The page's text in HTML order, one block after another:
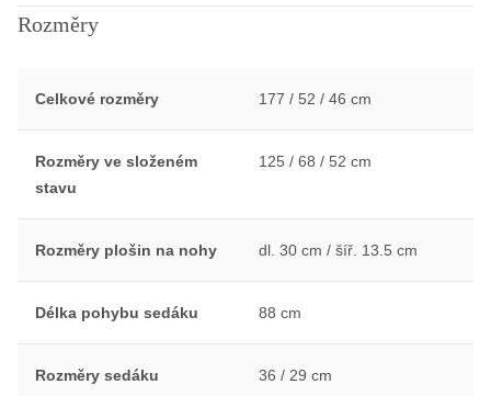
Rozměry
Celkové rozměry 177 / 52 / 46 cm
Rozměry ve složeném
stavu
125 / 68 / 52 cm
Rozměry plošin na nohy dl. 30 cm / šíř. 13.5 cm
Délka pohybu sedáku 88 cm
Rozměry sedáku 36 / 29 cm